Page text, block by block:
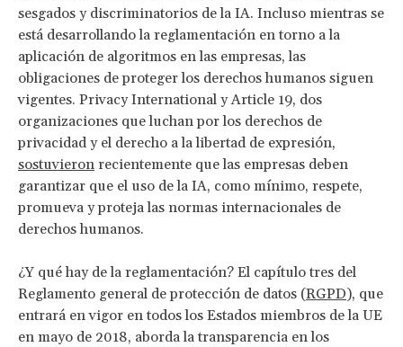
sesgados y discriminatorios de la IA. Incluso mientras se
está desarrollando la reglamentación en torno a la
aplicación de algoritmos en las empresas, las
obligaciones de proteger los derechos humanos siguen
vigentes. Privacy International y Article 19, dos
organizaciones que luchan por los derechos de
privacidad y el derecho a la libertad de expresión,
sostuvieron recientemente que las empresas deben
garantizar que el uso de la IA, como mínimo, respete,
promueva y proteja las normas internacionales de
derechos humanos.
¿Y qué hay de la reglamentación? El capítulo tres del
Reglamento general de protección de datos (RGPD), que
entrará en vigor en todos los Estados miembros de la UE
en mayo de 2018, aborda la transparencia en los